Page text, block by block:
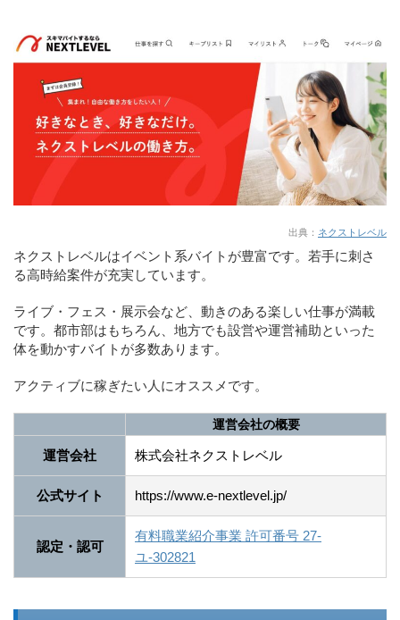
出典： ネクストレベル
ネクストレベルはイベント系バイトが豊富です。若手に刺さ
る高時給案件が充実しています。
ライブ・フェス・展示会など、動きのある楽しい仕事が満載
です。都市部はもちろん、地方でも設営や運営補助といった
体を動かすバイトが多数あります。
アクティブに稼ぎたい人にオススメです。
運営会社の概要
運営会社 株式会社ネクストレベル
公式サイト https://www.e-nextlevel.jp/
認定・認可
有料職業紹介事業 許可番号 27-
ユ-302821